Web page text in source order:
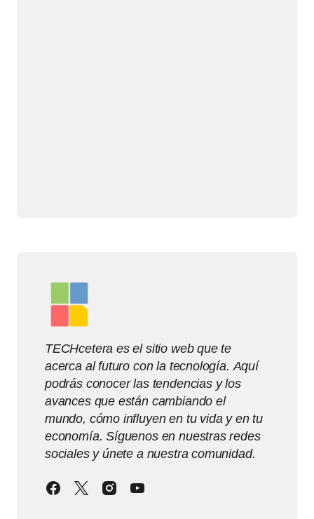
TECHcetera es el sitio web que te
acerca al futuro con la tecnología. Aquí
podrás conocer las tendencias y los
avances que están cambiando el
mundo, cómo influyen en tu vida y en tu
economía. Síguenos en nuestras redes
sociales y únete a nuestra comunidad.